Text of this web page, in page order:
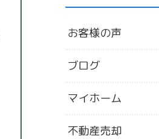
お客様の声
ブログ
マイホーム
不動産売却